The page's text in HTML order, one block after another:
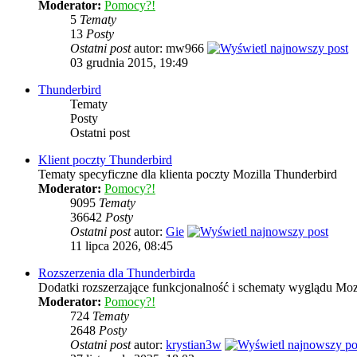
Moderator: Pomocy?!
5 Tematy
13 Posty
Ostatni postautor: mw966
03 grudnia 2015, 19:49
Thunderbird
Tematy
Posty
Ostatni post
Klient poczty Thunderbird
Tematy specyficzne dla klienta poczty Mozilla Thunderbird
Moderator: Pomocy?!
9095 Tematy
36642 Posty
Ostatni postautor: Gie
11 lipca 2026, 08:45
Rozszerzenia dla Thunderbirda
Dodatki rozszerzające funkcjonalność i schematy wyglądu
Moderator: Pomocy?!
724 Tematy
2648 Posty
Ostatni postautor: krystian3w